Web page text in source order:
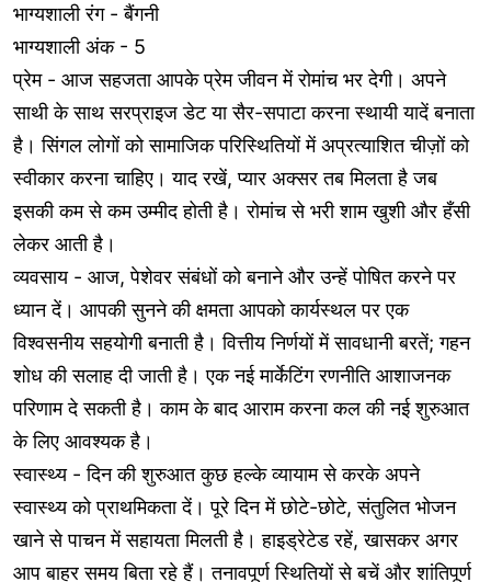
भाग्यशाली रंग - बैंगनी
भाग्यशाली अंक - 5
प्रेम - आज सहजता आपके प्रेम जीवन में रोमांच भर देगी। अपने
साथी के साथ सरप्राइज डेट या सैर-सपाटा करना स्थायी यादें बनाता
है। सिंगल लोगों को सामाजिक परिस्थितियों में अप्रत्याशित चीज़ों को
स्वीकार करना चाहिए। याद रखें, प्यार अक्सर तब मिलता है जब
इसकी कम से कम उम्मीद होती है। रोमांच से भरी शाम खुशी और हँसी
लेकर आती है।
व्यवसाय - आज, पेशेवर संबंधों को बनाने और उन्हें पोषित करने पर
ध्यान दें। आपकी सुनने की क्षमता आपको कार्यस्थल पर एक
विश्वसनीय सहयोगी बनाती है। वित्तीय निर्णयों में सावधानी बरतें; गहन
शोध की सलाह दी जाती है। एक नई मार्केटिंग रणनीति आशाजनक
परिणाम दे सकती है। काम के बाद आराम करना कल की नई शुरुआत
के लिए आवश्यक है।
स्वास्थ्य - दिन की शुरुआत कुछ हल्के व्यायाम से करके अपने
स्वास्थ्य को प्राथमिकता दें। पूरे दिन में छोटे-छोटे, संतुलित भोजन
खाने से पाचन में सहायता मिलती है। हाइड्रेटेड रहें, खासकर अगर
आप बाहर समय बिता रहे हैं। तनावपूर्ण स्थितियों से बचें और शांतिपूर्ण